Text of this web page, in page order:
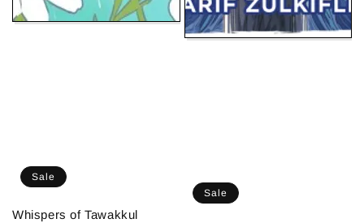
Sale
Whispers of Tawakkul
Sale